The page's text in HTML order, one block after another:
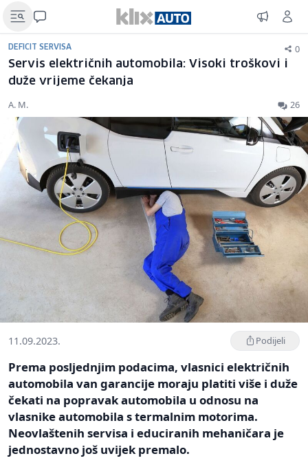
DEFICIT SERVISA 0
Servis električnih automobila: Visoki troškovi i
duže vrijeme čekanja
A. M. 26
11.09.2023. Podijeli
Prema posljednjim podacima, vlasnici električnih
automobila van garancije moraju platiti više i duže
čekati na popravak automobila u odnosu na
vlasnike automobila s termalnim motorima.
Neovlaštenih servisa i educiranih mehaničara je
jednostavno još uvijek premalo.